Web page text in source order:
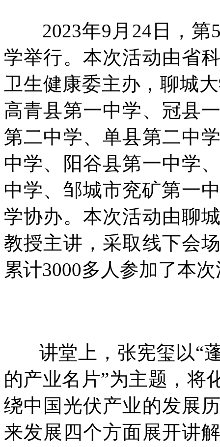
2023年9月24日，第
学举行。本次活动由省
卫生健康委主办，聊城
高青县第一中学、冠县
第二中学、单县第二中
中学、阳谷县第一中学
中学、邹城市兖矿第一
学协办。本次活动由聊
教授主讲，采取线下会
累计3000多人参加了本
讲堂上，张宪玺以“
的产业名片”为主题，将
绕中国光伏产业的发展
来发展四个方面展开讲